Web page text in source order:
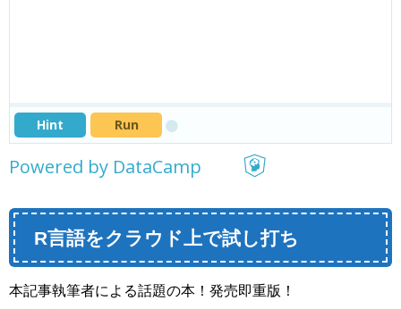
Hint Run
Powered by DataCamp
R言語をクラウド上で試し打ち
本記事執筆者による話題の本！発売即重版！